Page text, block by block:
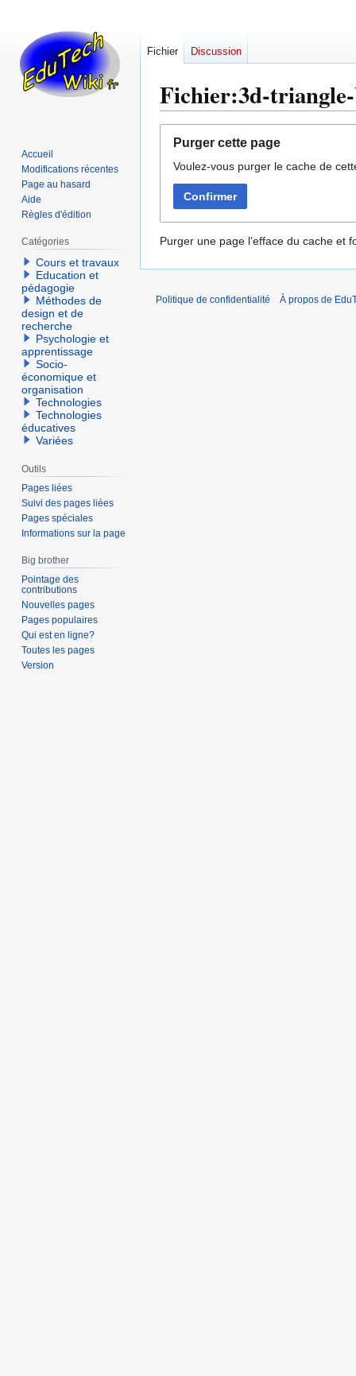
Fichier:3d-triangle-
navigation
recherche
Purger cette page
Voulez-vous purger le cache de
Confirmer
Purger une page l’efface du cache et
Fichier Discussion
Accueil
Modifications récentes
Page au hasard
Aide
Règles d'édition
Catégories
Cours et travaux
Education et
pédagogie
Méthodes de
design et de
recherche
Psychologie et
apprentissage
Socio-
économique et
organisation
Technologies
Technologies
éducatives
Variées
Outils
Pages liées
Suivi des pages liées
Pages spéciales
Informations sur la page
Big brother
Pointage des
contributions
Nouvelles pages
Pages populaires
Qui est en ligne?
Toutes les pages
Version
Politique de confidentialité À propos de